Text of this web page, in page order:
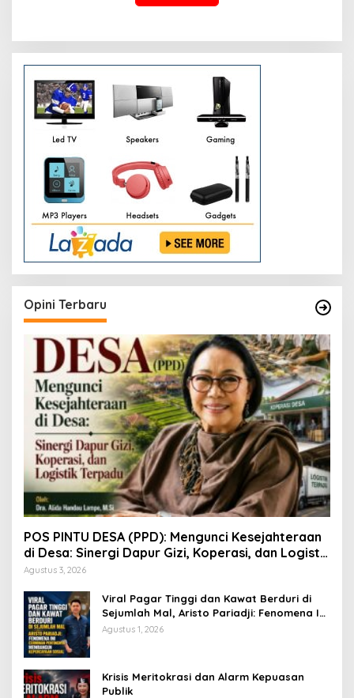
Opini Terbaru
POS PINTU DESA (PPD): Mengunci Kesejahteraan
di Desa: Sinergi Dapur Gizi, Koperasi, dan Logistik
Terpadu
Agustus 3, 2026
Viral Pagar Tinggi dan Kawat Berduri di
Sejumlah Mal, Aristo Pariadji: Fenomena Ini
Cerminan Pentingnya Membangun
Agustus 1, 2026
​Krisis Meritokrasi dan Alarm Kepuasan
Publik